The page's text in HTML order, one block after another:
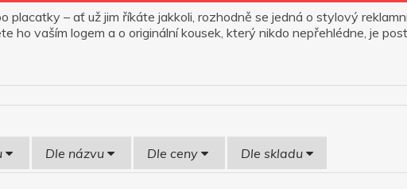
placatky – ať už jim říkáte jakkoli, rozhodně se jedná o stylový
ho vaším logem a o originální kousek, který nikdo nepřehlédne, je
Dle názvu Dle ceny Dle skladu